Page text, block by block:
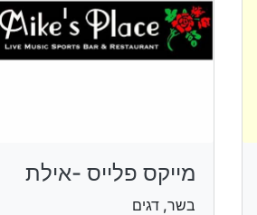
מייקס פלייס -אילת
בשר, דגים